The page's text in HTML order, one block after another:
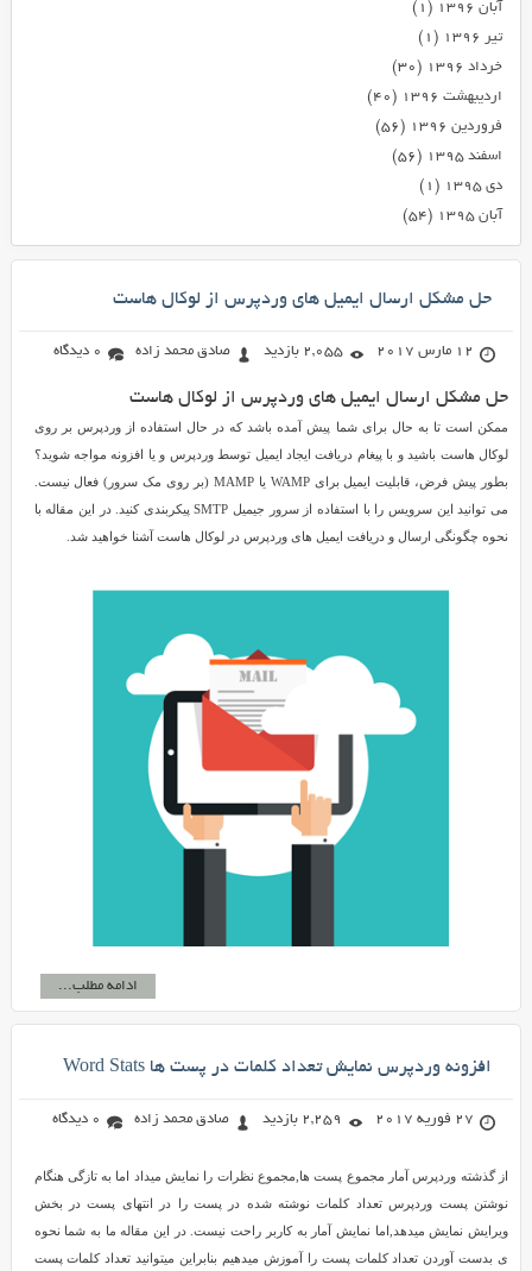
آبان ۱۳۹۶
(۱)
تیر ۱۳۹۶
(۱)
خرداد ۱۳۹۶
(۳۰)
اردیبهشت ۱۳۹۶
(۴۰)
فروردین ۱۳۹۶
(۵۶)
اسفند ۱۳۹۵
(۵۶)
دی ۱۳۹۵
(۱)
آبان ۱۳۹۵
(۵۴)
حل مشکل ارسال ایمیل های وردپرس از لوکال هاست
12 مارس 2017 2,055 بازدید صادق محمد زاده 0 دیدگاه
حل مشکل ارسال ایمیل های وردپرس از لوکال هاست
ممکن است تا به حال برای شما پیش آمده باشد که در حال استفاده از وردپرس بر روی
لوکال هاست باشید و با پیغام دریافت ایجاد ایمیل توسط وردپرس و یا افزونه مواجه شوید؟
بطور پیش فرض، قابلیت ایمیل برای WAMP یا MAMP (بر روی مک سرور) فعال نیست.
می توانید این سرویس را با استفاده از سرور جیمیل SMTP پیکربندی کنید. در این مقاله با
نحوه چگونگی ارسال و دریافت ایمیل های وردپرس در لوکال هاست آشنا خواهید شد.
ادامه مطلب...
افزونه وردپرس نمایش تعداد کلمات در پست ها Word Stats
27 فوریه 2017 2,259 بازدید صادق محمد زاده 0 دیدگاه
از گذشته وردپرس آمار مجموع پست ها,مجموع نظرات را نمایش میداد اما به تازگی هنگام
نوشتن پست وردپرس تعداد کلمات نوشته شده در پست را در انتهای پست در بخش
ویرایش نمایش میدهد,اما نمایش آمار به کاربر راحت نیست. در این مقاله ما به شما نحوه
ی بدست آوردن تعداد کلمات پست را آموزش میدهیم بنابراین میتوانید تعداد کلمات پست